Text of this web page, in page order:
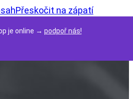
Přeskočit na zápatí
je online → podpoř nás!